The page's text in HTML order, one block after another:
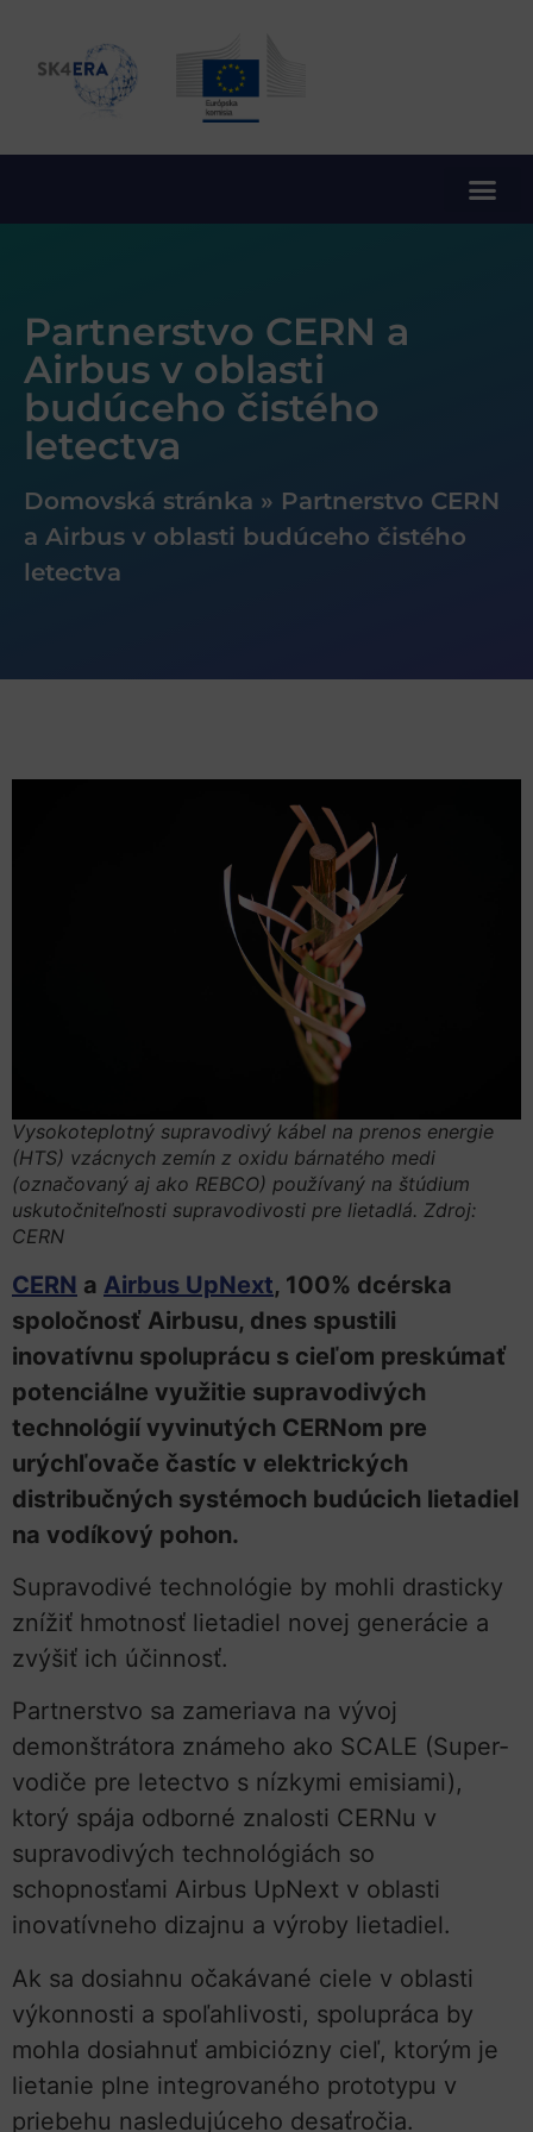
Partnerstvo CERN a
Airbus v oblasti
budúceho čistého
letectva
Domovská stránka » Partnerstvo CERN
a Airbus v oblasti budúceho čistého
letectva
Vysokoteplotný supravodivý kábel na prenos energie
(HTS) vzácnych zemín z oxidu bárnatého medi
(označovaný aj ako REBCO) používaný na štúdium
uskutočniteľnosti supravodivosti pre lietadlá. Zdroj:
CERN
CERN a Airbus UpNext, 100% dcérska
spoločnosť Airbusu, dnes spustili
inovatívnu spoluprácu s cieľom preskúmať
potenciálne využitie supravodivých
technológií vyvinutých CERNom pre
urýchľovače častíc v elektrických
distribučných systémoch budúcich lietadiel
na vodíkový pohon.
Supravodivé technológie by mohli drasticky
znížiť hmotnosť lietadiel novej generácie a
zvýšiť ich účinnosť.
Partnerstvo sa zameriava na vývoj
demonštrátora známeho ako SCALE (Super-
vodiče pre letectvo s nízkymi emisiami),
ktorý spája odborné znalosti CERNu v
supravodivých technológiách so
schopnosťami Airbus UpNext v oblasti
inovatívneho dizajnu a výroby lietadiel.
Ak sa dosiahnu očakávané ciele v oblasti
výkonnosti a spoľahlivosti, spolupráca by
mohla dosiahnuť ambiciózny cieľ, ktorým je
lietanie plne integrovaného prototypu v
priebehu nasledujúceho desaťročia.